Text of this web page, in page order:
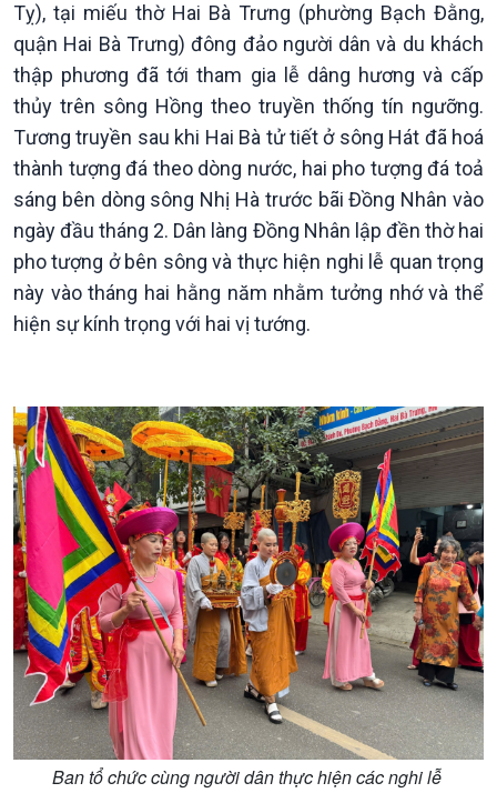
Giới thiệu
Thời sự
Thời sự 6h
Thời sự 12h
Thời sự 18h
Thời sự 21h30
Bản tin
Chuyên mục
Theo dòng Thời sự
Tỵ), tại miếu thờ Hai Bà Trưng (phường Bạch Đằng,
quận Hai Bà Trưng) đông đảo người dân và du khách
thập phương đã tới tham gia lễ dâng hương và cấp
thủy trên sông Hồng theo truyền thống tín ngưỡng.
Tương truyền sau khi Hai Bà tử tiết ở sông Hát đã hoá
thành tượng đá theo dòng nước, hai pho tượng đá toả
sáng bên dòng sông Nhị Hà trước bãi Đồng Nhân vào
ngày đầu tháng 2. Dân làng Đồng Nhân lập đền thờ hai
pho tượng ở bên sông và thực hiện nghi lễ quan trọng
này vào tháng hai hằng năm nhằm tưởng nhớ và thể
hiện sự kính trọng với hai vị tướng.
Ban tổ chức cùng người dân thực hiện các nghi lễ ​​​​​​